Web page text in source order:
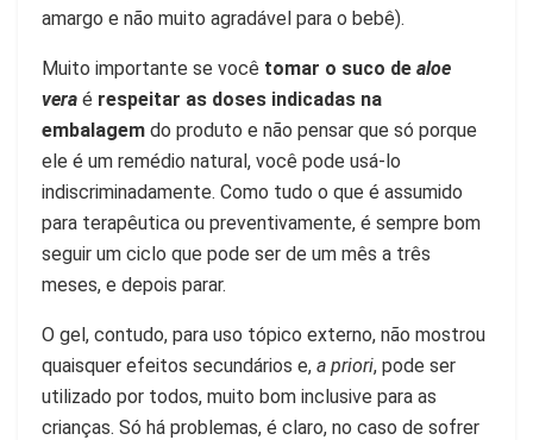
amargo e não muito agradável para o bebê).
Muito importante se você tomar o suco de aloe
vera é respeitar as doses indicadas na
embalagem do produto e não pensar que só porque
ele é um remédio natural, você pode usá-lo
indiscriminadamente. Como tudo o que é assumido
para terapêutica ou preventivamente, é sempre bom
seguir um ciclo que pode ser de um mês a três
meses, e depois parar.
O gel, contudo, para uso tópico externo, não mostrou
quaisquer efeitos secundários e, a priori, pode ser
utilizado por todos, muito bom inclusive para as
crianças. Só há problemas, é claro, no caso de sofrer